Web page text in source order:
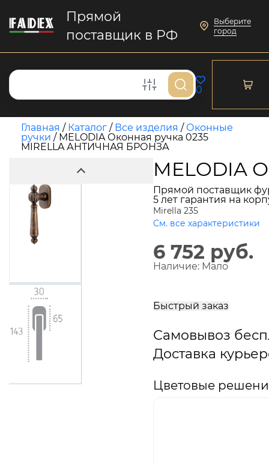
Прямой
поставщик в РФ
Выберите
город
0
Главная / Каталог / Все изделия / Оконные
ручки / MELODIA Оконная ручка 0235
MIRELLA АНТИЧНАЯ БРОНЗА
MELODIA
Прямой поставщик
5 лет гарантия на
Mirella 235
См. все характеристики
6 752 руб.
Наличие: Мало
Быстрый заказ
Самовывоз
Доставка
Цветовые